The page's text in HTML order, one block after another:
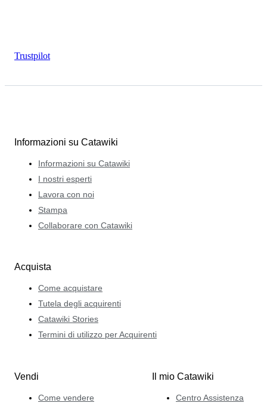
Trustpilot
Informazioni su Catawiki
Informazioni su Catawiki
I nostri esperti
Lavora con noi
Stampa
Collaborare con Catawiki
Acquista
Come acquistare
Tutela degli acquirenti
Catawiki Stories
Termini di utilizzo per Acquirenti
Vendi
Come vendere
Il mio Catawiki
Centro Assistenza